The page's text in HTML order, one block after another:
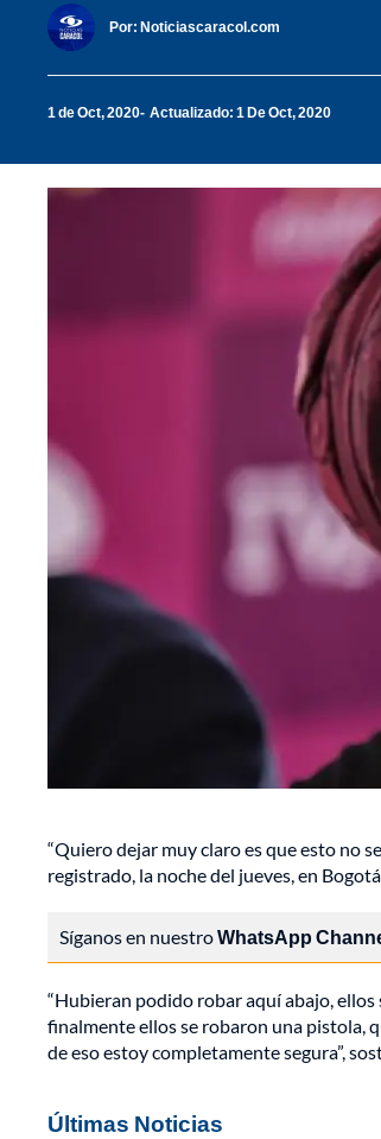
Por: Noticiascaracol.com
1 de Oct, 2020 Actualizado: 1 De Oct, 2020
“Quiero dejar muy claro es que esto no
registrado, la noche del jueves, en
Síganos en nuestroWhatsApp
“Hubieran podido robar aquí abajo,
finalmente ellos se robaron una pistola,
de eso estoy completamente segura”,
Últimas Noticias